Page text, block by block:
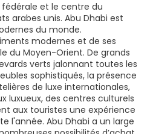
et le centre du
arabes unis. Abu Dhabi est
du monde.
modernes et de ses
du Moyen-Orient. De grands
verts jalonnant toutes les
sophistiqués, la présence
de luxe internationales,
luxueux, des centres culturels
aux touristes une expérience
l'année. Abu Dhabi a un large